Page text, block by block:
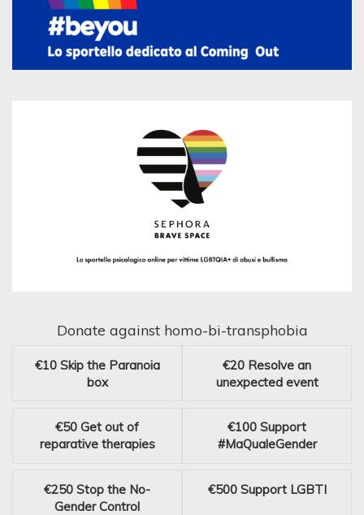
Donate against homo-bi-transphobia
€10 Skip the Paranoia
box
€20 Resolve an
unexpected event
€50 Get out of
reparative therapies
€100 Support
#MaQualeGender
€250 Stop the No-
Gender Control
€500 Support LGBTI